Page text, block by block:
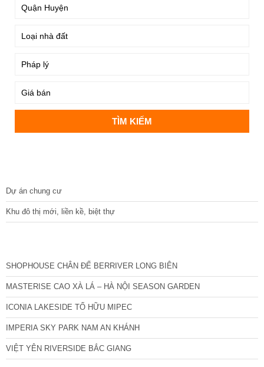
Dự án chung cư
Khu đô thị mới, liền kề, biệt thự
SHOPHOUSE CHÂN ĐẾ BERRIVER LONG BIÊN
MASTERISE CAO XÀ LÁ – HÀ NỘI SEASON GARDEN
ICONIA LAKESIDE TỐ HỮU MIPEC
IMPERIA SKY PARK NAM AN KHÁNH
VIỆT YÊN RIVERSIDE BẮC GIANG